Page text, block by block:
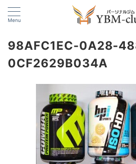
Menu
98AFC1EC-0A28-
0CF2629B034A